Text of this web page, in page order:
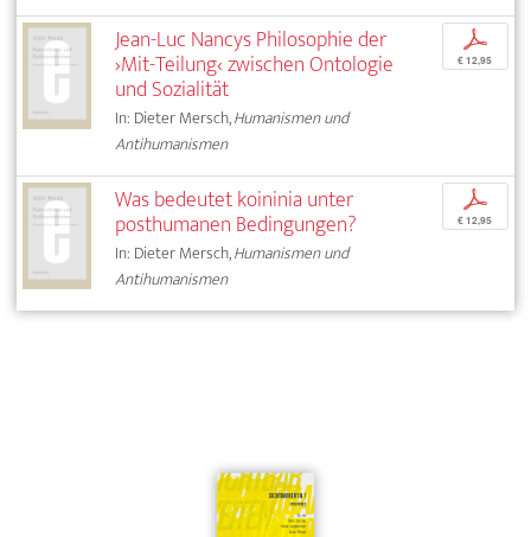
Jean-Luc Nancys Philosophie der
›Mit-Teilung‹ zwischen Ontologie
und Sozialität
In: Dieter Mersch,Humanismen und
Antihumanismen
p
€ 12,95
Was bedeutet koininia unter
posthumanen Bedingungen?
In: Dieter Mersch,Humanismen und
Antihumanismen
p
€ 12,95